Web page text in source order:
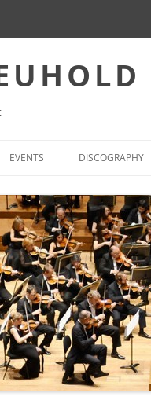
EVENTS DISCOGRAPHY